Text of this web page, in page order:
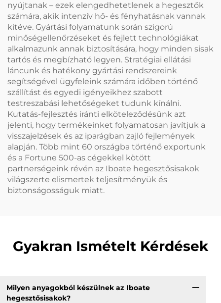
nyújtanak – ezek elengedhetetlenek a hegesztők
számára, akik intenzív hő- és fényhatásnak vannak
kitéve. Gyártási folyamatunk során szigorú
minőségellenőrzéseket és fejlett technológiákat
alkalmazunk annak biztosítására, hogy minden sisak
tartós és megbízható legyen. Stratégiai ellátási
láncunk és hatékony gyártási rendszereink
segítségével ügyfeleink számára időben történő
szállítást és egyedi igényeikhez szabott
testreszabási lehetőségeket tudunk kínálni.
Kutatás-fejlesztés iránti elköteleződésünk azt
jelenti, hogy termékeinket folyamatosan javítjuk a
visszajelzések és az iparágban zajló fejlemények
alapján. Több mint 60 országba történő exportunk
és a Fortune 500-as cégekkel kötött
partnerségeink révén az Iboate hegesztősisakok
világszerte elismertek teljesítményük és
biztonságosságuk miatt.
Gyakran Ismételt Kérdések
Milyen anyagokból készülnek az Iboate
hegesztősisakok?